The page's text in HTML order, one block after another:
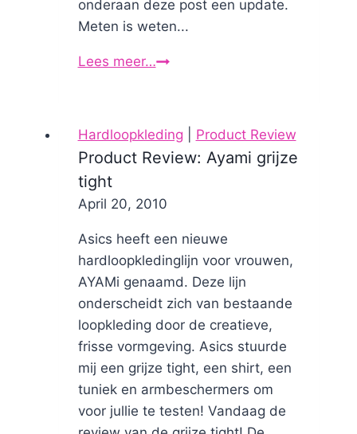
onderaan deze post een update.
Meten is weten...
Lees meer…Hardlopen
activity
tracker
Hardloopkleding Product Review
Product Review: Ayami grijze
tight
ByNicole
April 20, 2010
Asics heeft een nieuwe
hardloopkledinglijn voor vrouwen,
AYAMi genaamd. Deze lijn
onderscheidt zich van bestaande
loopkleding door de creatieve,
frisse vormgeving. Asics stuurde
mij een grijze tight, een shirt, een
tuniek en armbeschermers om
voor jullie te testen! Vandaag de